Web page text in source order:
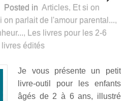
Posted in Articles, Et si on
on parlait de l'amour parental...,
,
Les livres pour les 2-6
livres édités
Je vous présente un petit
livre-outil pour les enfants
âgés de 2 à 6 ans, illustré